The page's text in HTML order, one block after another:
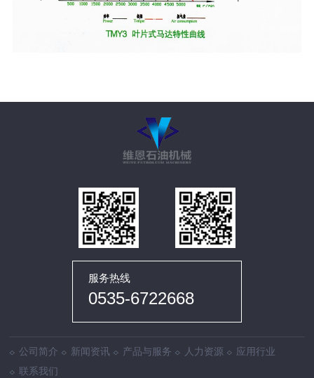
服务热线
0535-6722668
公司简介 新闻资讯 产品与服务 人力资源
应用行业
联系我们